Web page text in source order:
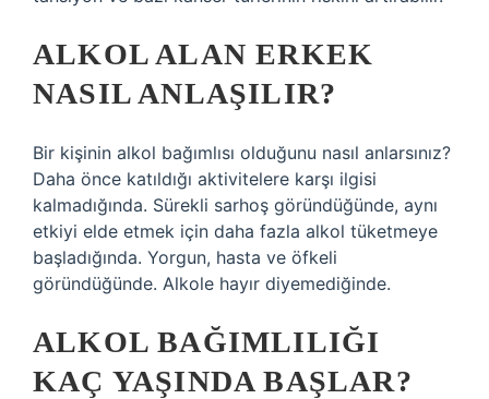
ALKOL ALAN ERKEK
NASIL ANLAŞILIR?
Bir kişinin alkol bağımlısı olduğunu nasıl anlarsınız?
Daha önce katıldığı aktivitelere karşı ilgisi
kalmadığında. Sürekli sarhoş göründüğünde, aynı
etkiyi elde etmek için daha fazla alkol tüketmeye
başladığında. Yorgun, hasta ve öfkeli
göründüğünde. Alkole hayır diyemediğinde.
ALKOL BAĞIMLILIĞI
KAÇ YAŞINDA BAŞLAR?